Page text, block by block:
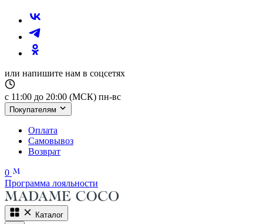
или напишите нам в соцсетях
с 11:00 до 20:00 (МСК) пн-вс
Покупателям
Оплата
Самовывоз
Возврат
0
Программа лояльности
Каталог